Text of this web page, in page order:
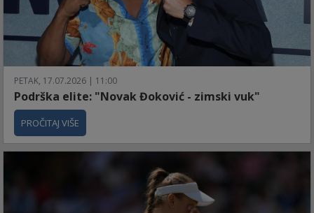
PETAK, 17.07.2026 | 11:00
Podrška elite: "Novak Đoković - zimski vuk"
PROČITAJ VIŠE